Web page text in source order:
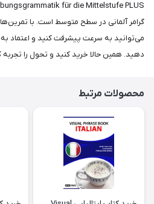
گرامر آلمانی در سطح متوسط است. با
می‌توانید به سرعت پیشرفت کنید و اعتماد
دهید. همین حالا خرید کنید و تحول را تجربه
محصولات مرتبط